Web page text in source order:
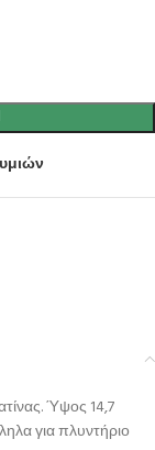
Ύψος 14,7
για πλυντήριο